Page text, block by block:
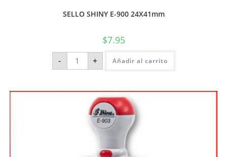
SELLO SHINY E-900 24X41mm
$7.95
- + Añadir al carrito